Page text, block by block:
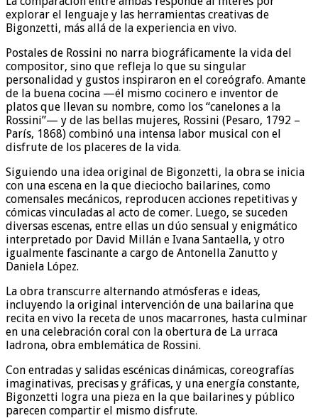
explorar el lenguaje y las herramientas creativas de
Bigonzetti, más allá de la experiencia en vivo.
Postales de Rossini no narra biográficamente la vida del
compositor, sino que refleja lo que su singular
personalidad y gustos inspiraron en el coreógrafo. Amante
de la buena cocina —él mismo cocinero e inventor de
platos que llevan su nombre, como los “canelones a la
Rossini”— y de las bellas mujeres, Rossini (Pesaro, 1792 –
París, 1868) combinó una intensa labor musical con el
disfrute de los placeres de la vida.
Siguiendo una idea original de Bigonzetti, la obra se inicia
con una escena en la que dieciocho bailarines, como
comensales mecánicos, reproducen acciones repetitivas y
cómicas vinculadas al acto de comer. Luego, se suceden
diversas escenas, entre ellas un dúo sensual y enigmático
interpretado por David Millán e Ivana Santaella, y otro
igualmente fascinante a cargo de Antonella Zanutto y
Daniela López.
La obra transcurre alternando atmósferas e ideas,
incluyendo la original intervención de una bailarina que
recita en vivo la receta de unos macarrones, hasta culminar
en una celebración coral con la obertura de La urraca
ladrona, obra emblemática de Rossini.
Con entradas y salidas escénicas dinámicas, coreografías
imaginativas, precisas y gráficas, y una energía constante,
Bigonzetti logra una pieza en la que bailarines y público
parecen compartir el mismo disfrute.